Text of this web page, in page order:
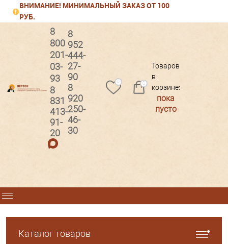
ВНИМАНИЕ! МИНИМАЛЬНЫЙ ЗАКАЗ ОТ 100
РУБ.
Регистрация
8
800
201-
03-
93
8
831
413-
91-
20
8
952
444-
27-
90
8
920
250-
46-
30
0 0
Товаров
в
корзине:
пока
пусто
Каталог товаров